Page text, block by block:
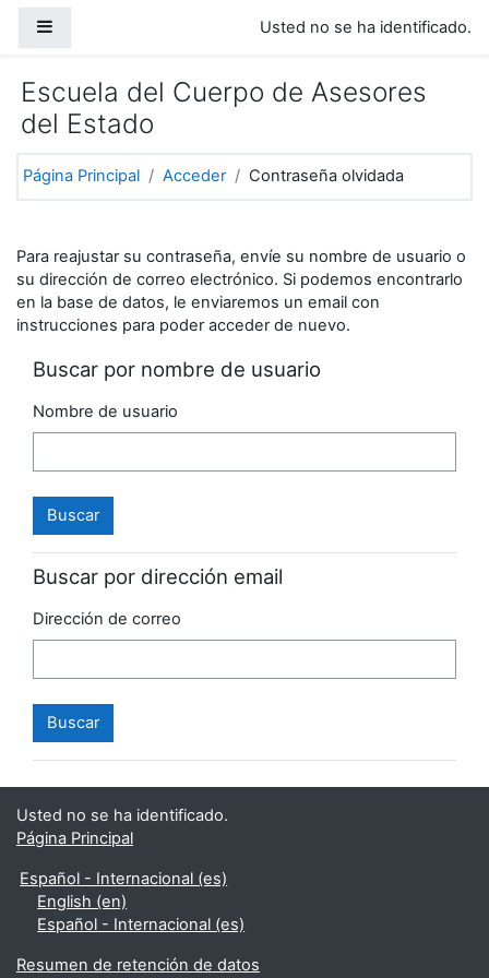
Usted no se ha identificado.
Escuela del Cuerpo de Asesores
del Estado
Página Principal Acceder Contraseña olvidada
Para reajustar su contraseña, envíe su nombre de usuario o
su dirección de correo electrónico. Si podemos encontrarlo
en la base de datos, le enviaremos un email con
instrucciones para poder acceder de nuevo.
Buscar por nombre de usuario
Nombre de usuario
Buscar por dirección email
Dirección de correo
Usted no se ha identificado.
Página Principal
Español - Internacional ‎(es)‎
English ‎(en)‎
Español - Internacional ‎(es)‎
Resumen de retención de datos